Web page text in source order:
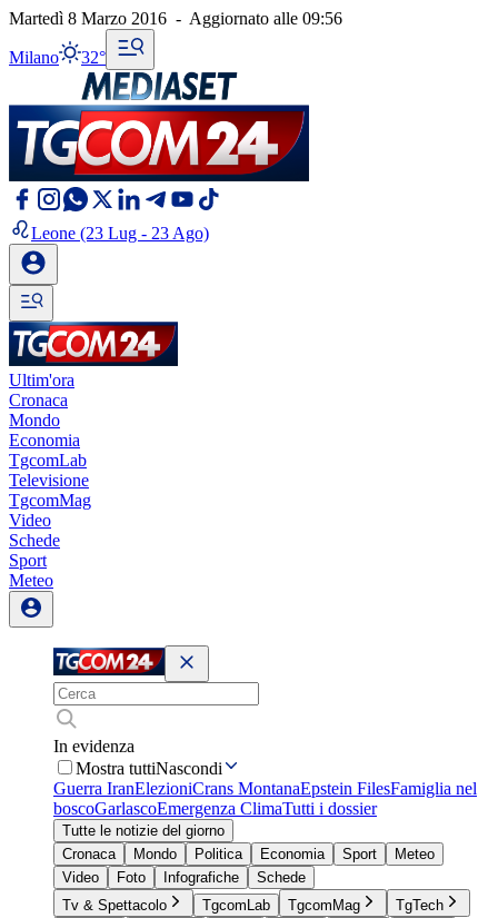
Martedì 8 Marzo 2016 - Aggiornato alle 09:56
Milano 32°
Leone (23 Lug - 23 Ago)
Ultim'ora
Cronaca
Mondo
Economia
TgcomLab
Televisione
TgcomMag
Video
Schede
Sport
Meteo
In evidenza
Mostra tuttiNascondi
Guerra IranElezioniCrans MontanaEpstein FilesFamiglia nel
boscoGarlascoEmergenza ClimaTutti i dossier
Tutte le notizie del giorno
Cronaca
Mondo Politica Economia Sport
Meteo
Video
Foto Infografiche
Schede
Tv & Spettacolo
TgcomLab TgcomMag
TgTech